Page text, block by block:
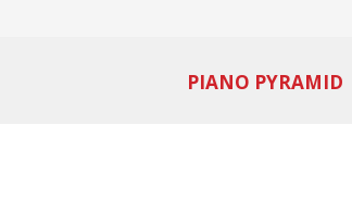
PIANO PYRAMID